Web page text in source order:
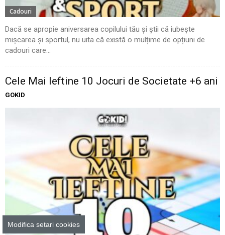
Cadouri
Dacă se apropie aniversarea copilului tău și știi că iubește
mișcarea și sportul, nu uita că există o mulțime de opțiuni de
cadouri care...
Cele Mai Ieftine 10 Jocuri de Societate +6 ani
GOKID
Modifica setari cookies